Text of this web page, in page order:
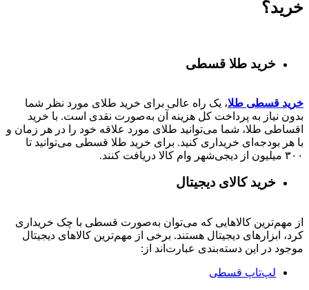
خرید؟
خرید طلا قسطی
خرید قسطی طلا، یک راه عالی برای خرید طلای مورد نظر شما
بدون نیاز به پرداخت کل هزینه آن به‌صورت نقدی است. با خرید
اقساطی طلا، شما می‌توانید طلای مورد علاقه خود را در هر زمان و
با هر بودجه‌ای خریداری کنید. برای خرید طلا قسطی می‌توانید تا
۳۰۰ میلیون از دیجی‌شهر وام کالا دریافت کنند.
خرید کالای دیجیتال
از مهم‌ترین کالاهایی که می‌توان به‌صورت قسطی با چک خریداری
کرد، ابزارهای دیجیتال هستند. برخی از مهم‌ترین کالاهای دیجیتال
موجود در این دسته‌بندی عبارت‌اند از:
لپ‌تاپ قسطی